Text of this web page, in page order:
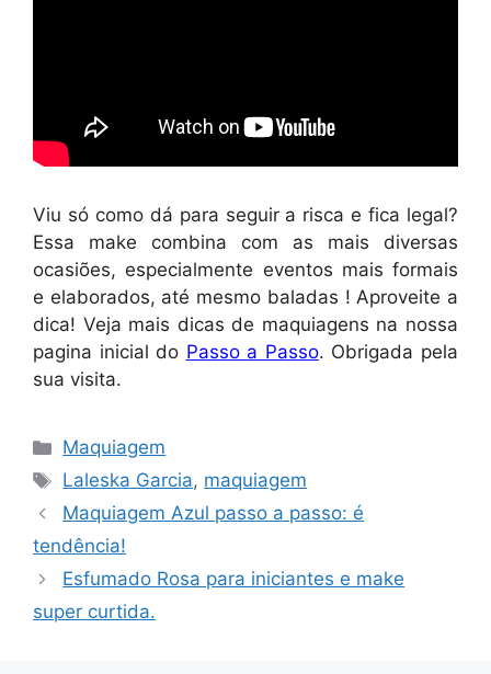
Viu só como dá para seguir a risca e fica legal?
Essa make combina com as mais diversas
ocasiões, especialmente eventos mais formais
e elaborados, até mesmo baladas ! Aproveite a
dica! Veja mais dicas de maquiagens na nossa
pagina inicial do Passo a Passo. Obrigada pela
sua visita.
Categorias
Maquiagem
Tags
Laleska Garcia, maquiagem
Maquiagem Azul passo a passo: é
tendência!
Esfumado Rosa para iniciantes e make
super curtida.